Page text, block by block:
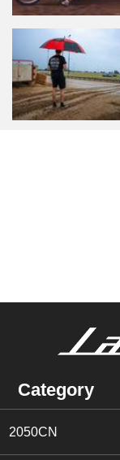
Category
2050CN